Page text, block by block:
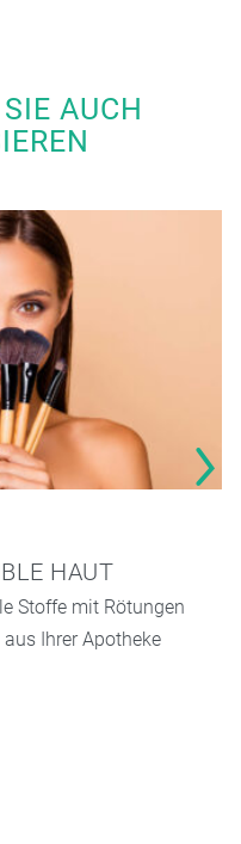
AUCH
HAUT
Stoffe mit Rötungen
Ihrer Apotheke